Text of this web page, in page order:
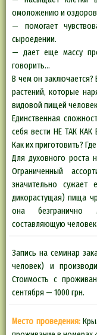
омоложению и
— помогает
сыроедении.
— дает еще массу
говорить…
В чем он
растений, которые
видовой пищей
Единственная
себя вести НЕ ТАК КАК
Как их приготовить?
Для духовного роста
Ограниченный
значительно сужает
дикорастущая) пища
она безгранично
составляющую
Запись на семинар
человек) и
Стоимость с
сентября — 1000 грн.
Место проведения: